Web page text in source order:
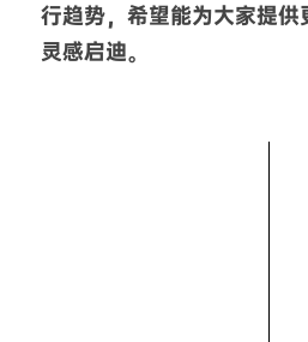
行趋势，希望能为大家提
灵感启迪。